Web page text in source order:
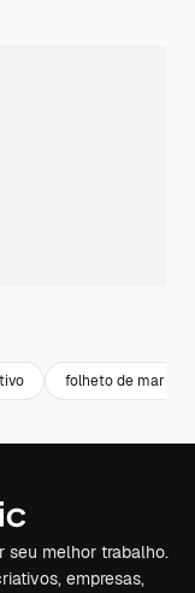
folheto de
seu melhor trabalho.
empresas,